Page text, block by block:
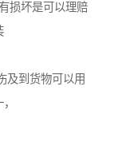
损坏是可以理赔